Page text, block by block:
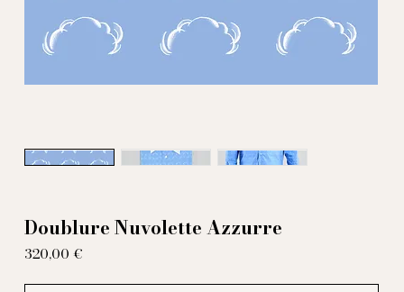
Doublure Nuvolette Azzurre
320,00 €